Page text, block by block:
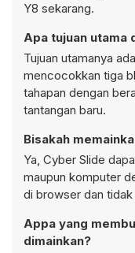
Y8 sekarang.
Apa tujuan utama
Tujuan utamanya
mencocokkan tiga
tahapan dengan
tantangan baru.
Bisakah
Ya, Cyber Slide
maupun komputer
di browser dan tidak
Appa yang
dimainkan?